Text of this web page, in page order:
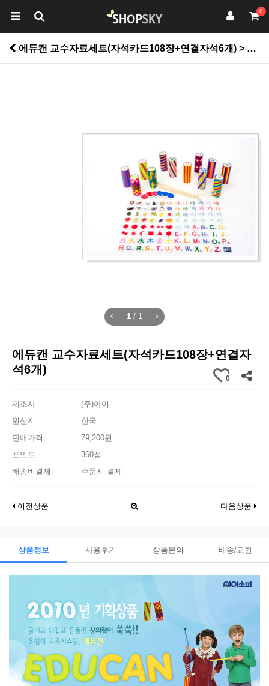
0
에듀캔 교수자료세트(자석카드108장+연결자석6개) > 유아동/바닥재
1 / 1
에듀캔 교수자료세트(자석카드108장+연결자
석6개)
0
제조사
(주)아이
원산지
한국
판매가격
79,200원
포인트
360점
배송비결제
주문시 결제
이전상품 다음상품
상품정보 사용후기 상품문의 배송/교환